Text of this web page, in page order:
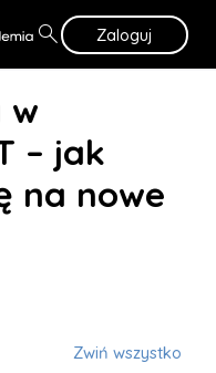
search Zaloguj
w
– jak
na nowe
Zwiń wszystko